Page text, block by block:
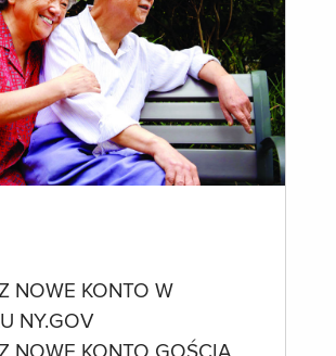
NOWE KONTO W
NY.GOV